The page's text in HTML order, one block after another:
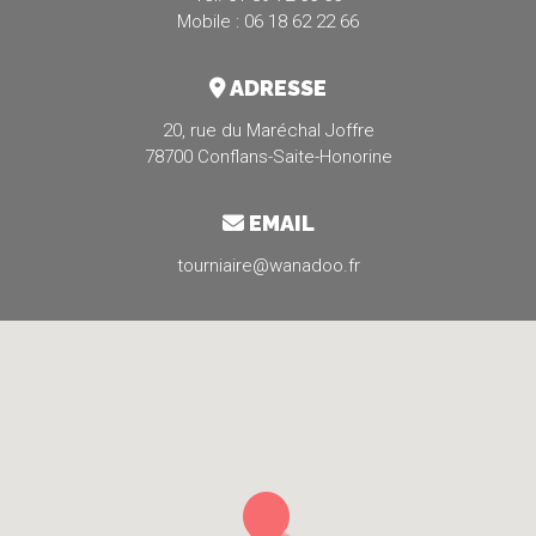
Mobile : 06 18 62 22 66
ADRESSE
20, rue du Maréchal Joffre
78700 Conflans-Saite-Honorine
EMAIL
tourniaire@wanadoo.fr